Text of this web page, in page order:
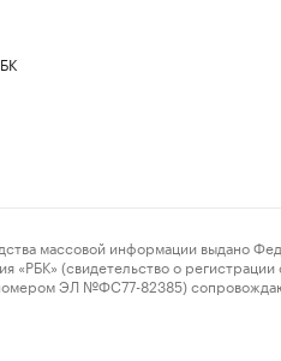
массовой информации выдано
(свидетельство о регистрации
ЭЛ №ФС77-82385)